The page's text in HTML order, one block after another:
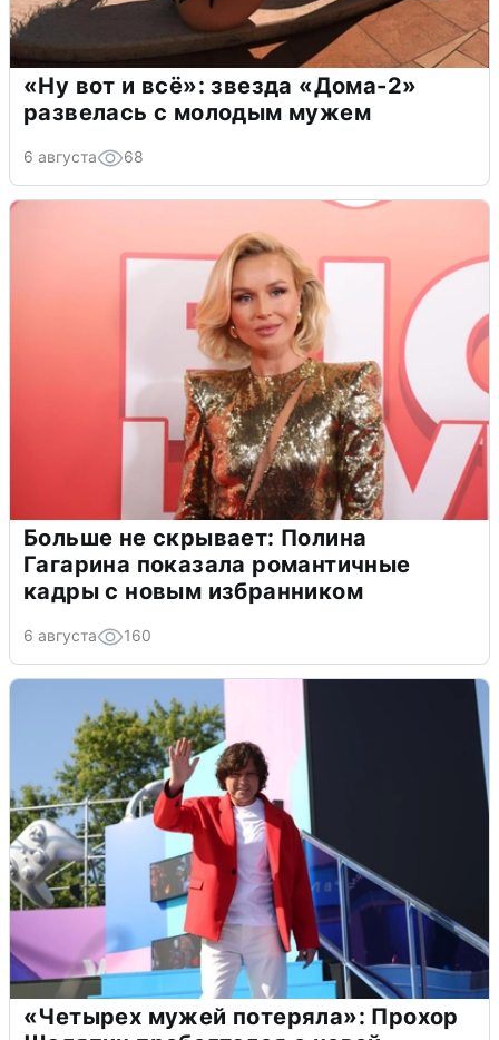
«Ну вот и всё»: звезда «Дома-2»
развелась с молодым мужем
6 августа 68
Больше не скрывает: Полина
Гагарина показала романтичные
кадры с новым избранником
6 августа 160
«Четырех мужей потеряла»: Прохор